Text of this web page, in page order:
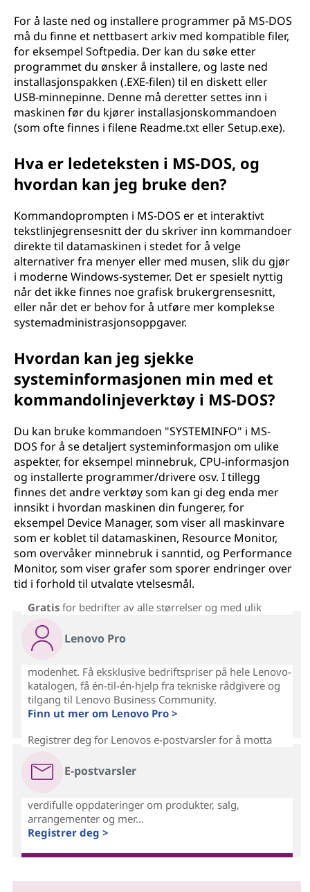
For å laste ned og installere programmer på MS-DOS
må du finne et nettbasert arkiv med kompatible filer,
for eksempel Softpedia. Der kan du søke etter
programmet du ønsker å installere, og laste ned
installasjonspakken (.EXE-filen) til en diskett eller
USB-minnepinne. Denne må deretter settes inn i
maskinen før du kjører installasjonskommandoen
(som ofte finnes i filene Readme.txt eller Setup.exe).
Hva er ledeteksten i MS-DOS, og
hvordan kan jeg bruke den?
Kommandoprompten i MS-DOS er et interaktivt
tekstlinjegrensesnitt der du skriver inn kommandoer
direkte til datamaskinen i stedet for å velge
alternativer fra menyer eller med musen, slik du gjør
i moderne Windows-systemer. Det er spesielt nyttig
når det ikke finnes noe grafisk brukergrensesnitt,
eller når det er behov for å utføre mer komplekse
systemadministrasjonsoppgaver.
Hvordan kan jeg sjekke
systeminformasjonen min med et
kommandolinjeverktøy i MS-DOS?
Du kan bruke kommandoen "SYSTEMINFO" i MS-
DOS for å se detaljert systeminformasjon om ulike
aspekter, for eksempel minnebruk, CPU-informasjon
og installerte programmer/drivere osv. I tillegg
finnes det andre verktøy som kan gi deg enda mer
innsikt i hvordan maskinen din fungerer, for
eksempel Device Manager, som viser all maskinvare
som er koblet til datamaskinen, Resource Monitor,
som overvåker minnebruk i sanntid, og Performance
Monitor, som viser grafer som sporer endringer over
tid i forhold til utvalgte ytelsesmål.
Lenovo Pro
Gratisfor bedrifter av alle størrelser og med ulik
modenhet. Få eksklusive bedriftspriser på hele Lenovo-
katalogen, få én-til-én-hjelp fra tekniske rådgivere og
tilgang til Lenovo Business Community.
Finn ut mer om Lenovo Pro >
E-postvarsler
Registrer deg for Lenovos e-postvarsler for å motta
verdifulle oppdateringer om produkter, salg,
arrangementer og mer...
Registrer deg >